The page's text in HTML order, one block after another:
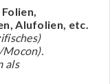
Alufolien, etc.
Mocon).
als